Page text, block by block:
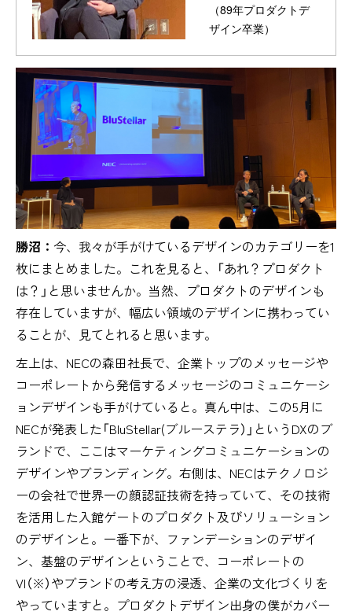
（89年プロダクトデ
ザイン卒業）
勝沼： 今、我々が手がけているデザインのカテゴリーを1
枚にまとめました。これを見ると、「あれ？プロダクト
は？」と思いませんか。当然、プロダクトのデザインも
存在していますが、幅広い領域のデザインに携わってい
ることが、見てとれると思います。
左上は、NECの森田社長で、企業トップのメッセージや
コーポレートから発信するメッセージのコミュニケーシ
ョンデザインも手がけていると。真ん中は、この5月に
NECが発表した「BluStellar(ブルーステラ）」というDXのブ
ランドで、ここはマーケティングコミュニケーションの
デザインやブランディング。右側は、NECはテクノロジ
ーの会社で世界一の顔認証技術を持っていて、その技術
を活用した入館ゲートのプロダクト及びソリューション
のデザインと。一番下が、ファンデーションのデザイ
ン、基盤のデザインということで、コーポレートの
VI（※）やブランドの考え方の浸透、企業の文化づくりを
やっていますと。プロダクトデザイン出身の僕がカバー